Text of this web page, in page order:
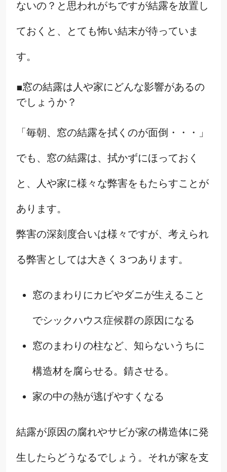
ないの？と思われがちですが結露を放置し
ておくと、とても怖い結末が待っていま
す。
■窓の結露は人や家にどんな影響があるの
でしょうか？
「毎朝、窓の結露を拭くのが面倒・・・」
でも、窓の結露は、拭かずにほっておく
と、人や家に様々な弊害をもたらすことが
あります。
弊害の深刻度合いは様々ですが、考えられ
る弊害としては大きく３つあります。
窓のまわりにカビやダニが生えること
でシックハウス症候群の原因になる
窓のまわりの柱など、知らないうちに
構造材を腐らせる。錆させる。
家の中の熱が逃げやすくなる
結露が原因の腐れやサビが家の構造体に発
生したらどうなるでしょう。それが家を支